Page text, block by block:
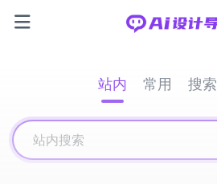
站内 常用 搜索